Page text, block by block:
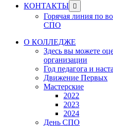
КОНТАКТЫ Show
sub
menu
Горячая линия по
СПО
О КОЛЛЕДЖЕ
Здесь вы можете
организации
Год педагога и
Движение Первых
Мастерские
2022
2023
2024
День СПО